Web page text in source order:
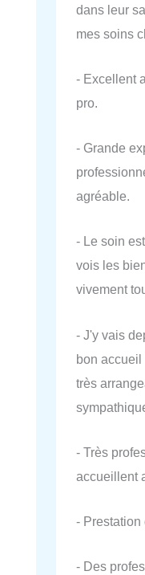
dans leur
mes soins
- Excellent
pro.
- Grande
agréable.
- Le soin
vois les
vivement
- J'y vais
bon
très
- Très
accueillent
- Prestation
- Des